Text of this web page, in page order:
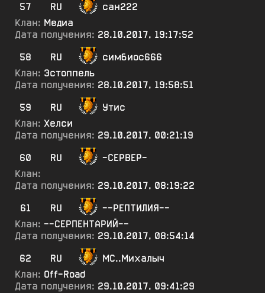
57
RU
сан222
Клан: Медиа
Дата получения: 28.10.2017, 19:17:52
58
RU
симбиос666
Клан: Эстоппель
Дата получения: 28.10.2017, 19:58:51
59
RU
Утис
Клан: Хелси
Дата получения: 29.10.2017, 00:21:19
60
RU
-СЕРВЕР-
Клан:
Дата получения: 29.10.2017, 08:19:22
61
RU
--РЕПТИЛИЯ--
Клан: --СЕРПЕНТАРИЙ--
Дата получения: 29.10.2017, 08:54:14
62
RU
МС..Михалыч
Клан: Off-Road
Дата получения: 29.10.2017, 09:41:29